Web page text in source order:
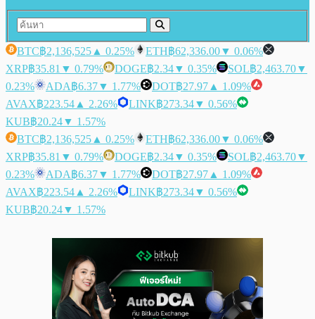
BTC฿2,136,525 ▲ 0.25% ETH฿62,336.00▼ 0.06%
XRP฿35.81 ▼ 0.79% DOGE฿2.34▼ 0.35% SOL฿2,463.70▼
0.23%
ADA฿6.37▼ 1.77% DOT฿27.97 ▲ 1.09%
AVAX฿223.54 ▲ 2.26% LINK฿273.34▼ 0.56%
KUB฿20.24▼ 1.57%
BTC฿2,136,525 ▲ 0.25% ETH฿62,336.00▼ 0.06%
XRP฿35.81 ▼ 0.79% DOGE฿2.34▼ 0.35% SOL฿2,463.70▼
0.23%
ADA฿6.37▼ 1.77% DOT฿27.97 ▲ 1.09%
AVAX฿223.54 ▲ 2.26% LINK฿273.34▼ 0.56%
KUB฿20.24▼ 1.57%